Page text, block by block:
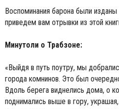
Воспоминания барона были
приведем вам отрывки из этой
Минутоли о Трабзоне:
«Выйдя в путь поутру, мы
города комнинов. Это был
Вдоль берега виднелись дома, о
поднимались выше в гору,